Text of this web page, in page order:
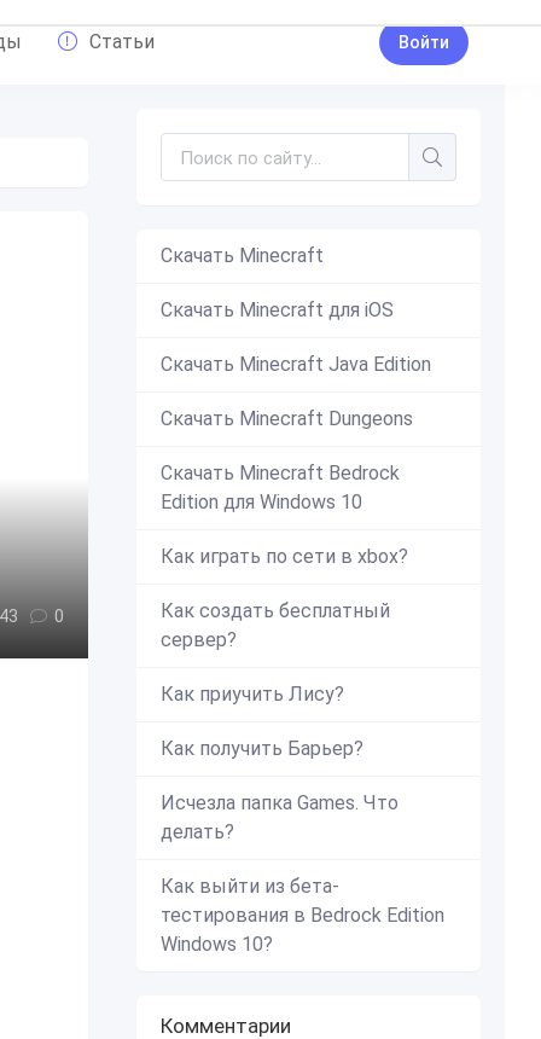
Статьи Войти
0
Скачать Minecraft
Скачать Minecraft для iOS
Скачать Minecraft Java Edition
Скачать Minecraft Dungeons
Скачать Minecraft Bedrock
Edition для Windows 10
Как играть по сети в xbox?
Как создать бесплатный
сервер?
Как приучить Лису?
Как получить Барьер?
Исчезла папка Games. Что
делать?
Как выйти из бета-
тестирования в Bedrock Edition
Windows 10?
Комментарии